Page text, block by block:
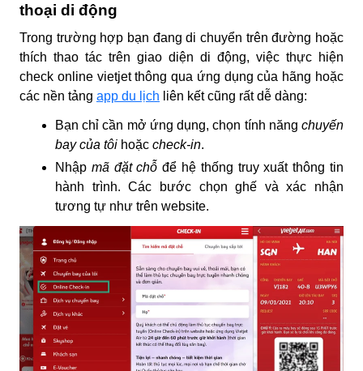
thoại di động
Trong trường hợp bạn đang di chuyển trên đường hoặc
thích thao tác trên giao diện di động, việc thực hiện
check online vietjetthông qua ứng dụng của hãng hoặc
các nền tảng app du lịch liên kết cũng rất dễ dàng:
Bạn chỉ cần mở ứng dụng, chọn tính năng chuyến
bay của tôi hoặc check-in.
Nhập mã đặt chỗ để hệ thống truy xuất thông tin
hành trình. Các bước chọn ghế và xác nhận
tương tự như trên website.